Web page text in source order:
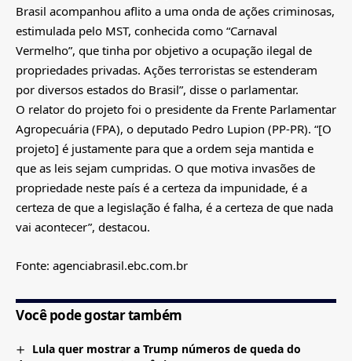
Brasil acompanhou aflito a uma onda de ações criminosas,
estimulada pelo MST, conhecida como “Carnaval
Vermelho”, que tinha por objetivo a ocupação ilegal de
propriedades privadas. Ações terroristas se estenderam
por diversos estados do Brasil”, disse o parlamentar.
O relator do projeto foi o presidente da Frente Parlamentar
Agropecuária (FPA), o deputado Pedro Lupion (PP-PR). “[O
projeto] é justamente para que a ordem seja mantida e
que as leis sejam cumpridas. O que motiva invasões de
propriedade neste país é a certeza da impunidade, é a
certeza de que a legislação é falha, é a certeza de que nada
vai acontecer”, destacou.
Fonte: agenciabrasil.ebc.com.br
Você pode gostar também
Lula quer mostrar a Trump números de queda do